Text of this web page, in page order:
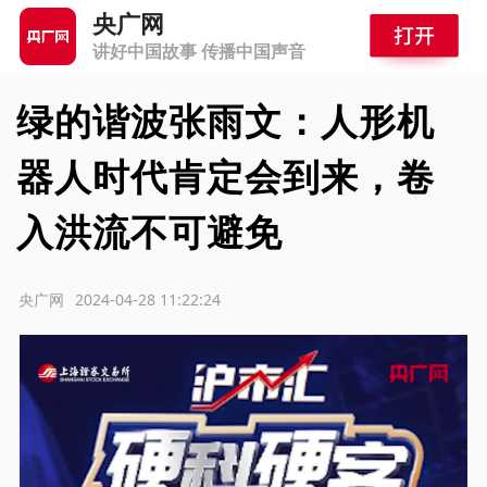
央广网
讲好中国故事 传播中国声音
绿的谐波张雨文：人形机
器人时代肯定会到来，卷
入洪流不可避免
2024-04-28 11:22:24
央广网